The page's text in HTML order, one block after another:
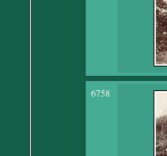
6758